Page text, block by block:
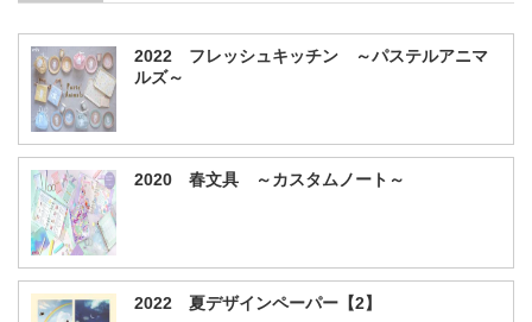
2022 フレッシュキッチン ～パステルアニマ
ルズ～
2020 春文具 ～カスタムノート～
2022 夏デザインペーパー【2】